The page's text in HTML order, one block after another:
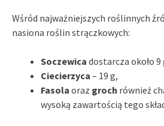
Wśród najważniejszych roślinnych
nasiona roślin strączkowych:
Soczewica dostarcza około 9
Ciecierzyca – 19 g,
Fasola oraz groch również
wysoką zawartością tego